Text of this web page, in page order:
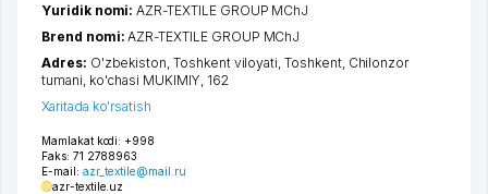
Mamlakat kodi: +998
Faks: 71 2788963
E-mail: azr_textile@mail.ru
azr-textile.uz
Yuridik nomi:AZR-TEXTILE GROUP MChJ
Brend nomi:AZR-TEXTILE GROUP MChJ
Adres: O'zbekiston,Toshkent viloyati ,Toshkent, Chilonzor
tumani ko'chasi MUKIMIY , 162
Xaritada ko'rsatish